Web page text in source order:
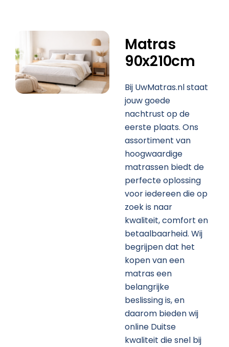
Matras
90x210cm
Bij UwMatras.nlstaat
jouw goede
nachtrust op de
eerste plaats. Ons
assortiment van
hoogwaardige
matrassen biedt de
perfecte oplossing
voor iedereen die op
zoek is naar
kwaliteit, comfort en
betaalbaarheid. Wij
begrijpen dat het
kopen van een
matras een
belangrijke
beslissing is, en
daarom bieden wij
online Duitse
kwaliteit die snel bij